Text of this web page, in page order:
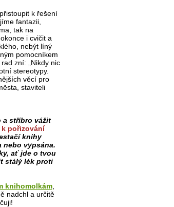
k řešení
fantazii,
tak na
i cvičit a
nebýt líný
pomocníkem
zní: „Nikdy nic
stereotypy.
věcí pro
staviteli
a stříbro vážit
pořizování
knihy
nebo vypsána.
ať jde o tvou
stálý lék proti
knihomolkám,
nadchl a určitě